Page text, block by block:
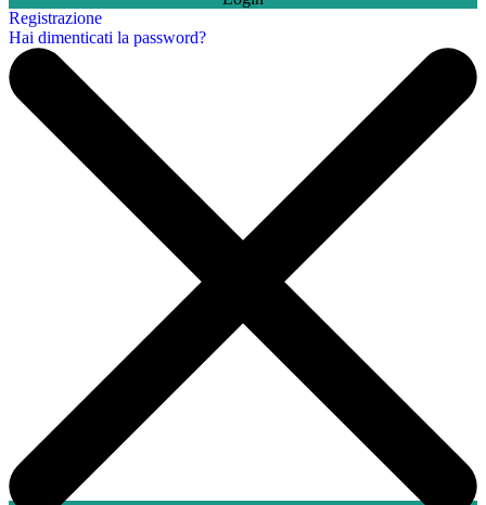
Registrazione
Hai dimenticati la password?